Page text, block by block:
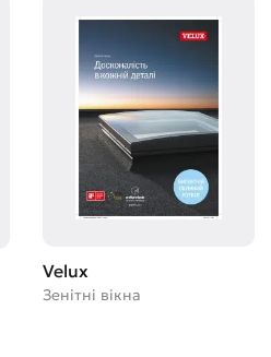
Velux
Зенітні вікна